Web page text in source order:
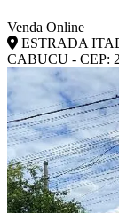
Venda Online
ESTRADA
CABUCU - CEP: